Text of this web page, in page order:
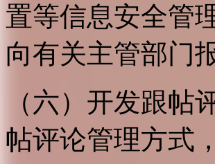
置等信息安全管
向有关主管部门
（六）开发跟
帖评论管理方式